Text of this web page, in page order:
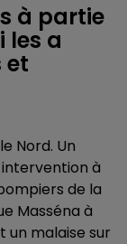
à partie
les a
et
Nord. Un
à
de la
Masséna à
un malaise sur